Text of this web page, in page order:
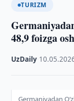
TURIZM
48,9 foizga
UzDaily
Germaniyadan